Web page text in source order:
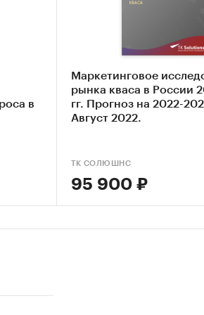
не
в
Маркетинговое
рынка кваса в России
гг. Прогноз на 2022-
Август 2022.
ТК СОЛЮШНС
95 900 ₽